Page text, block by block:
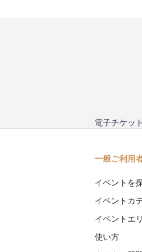
電子チケッ
一般ご利用
イベントを
イベントカ
イベントエ
使い方